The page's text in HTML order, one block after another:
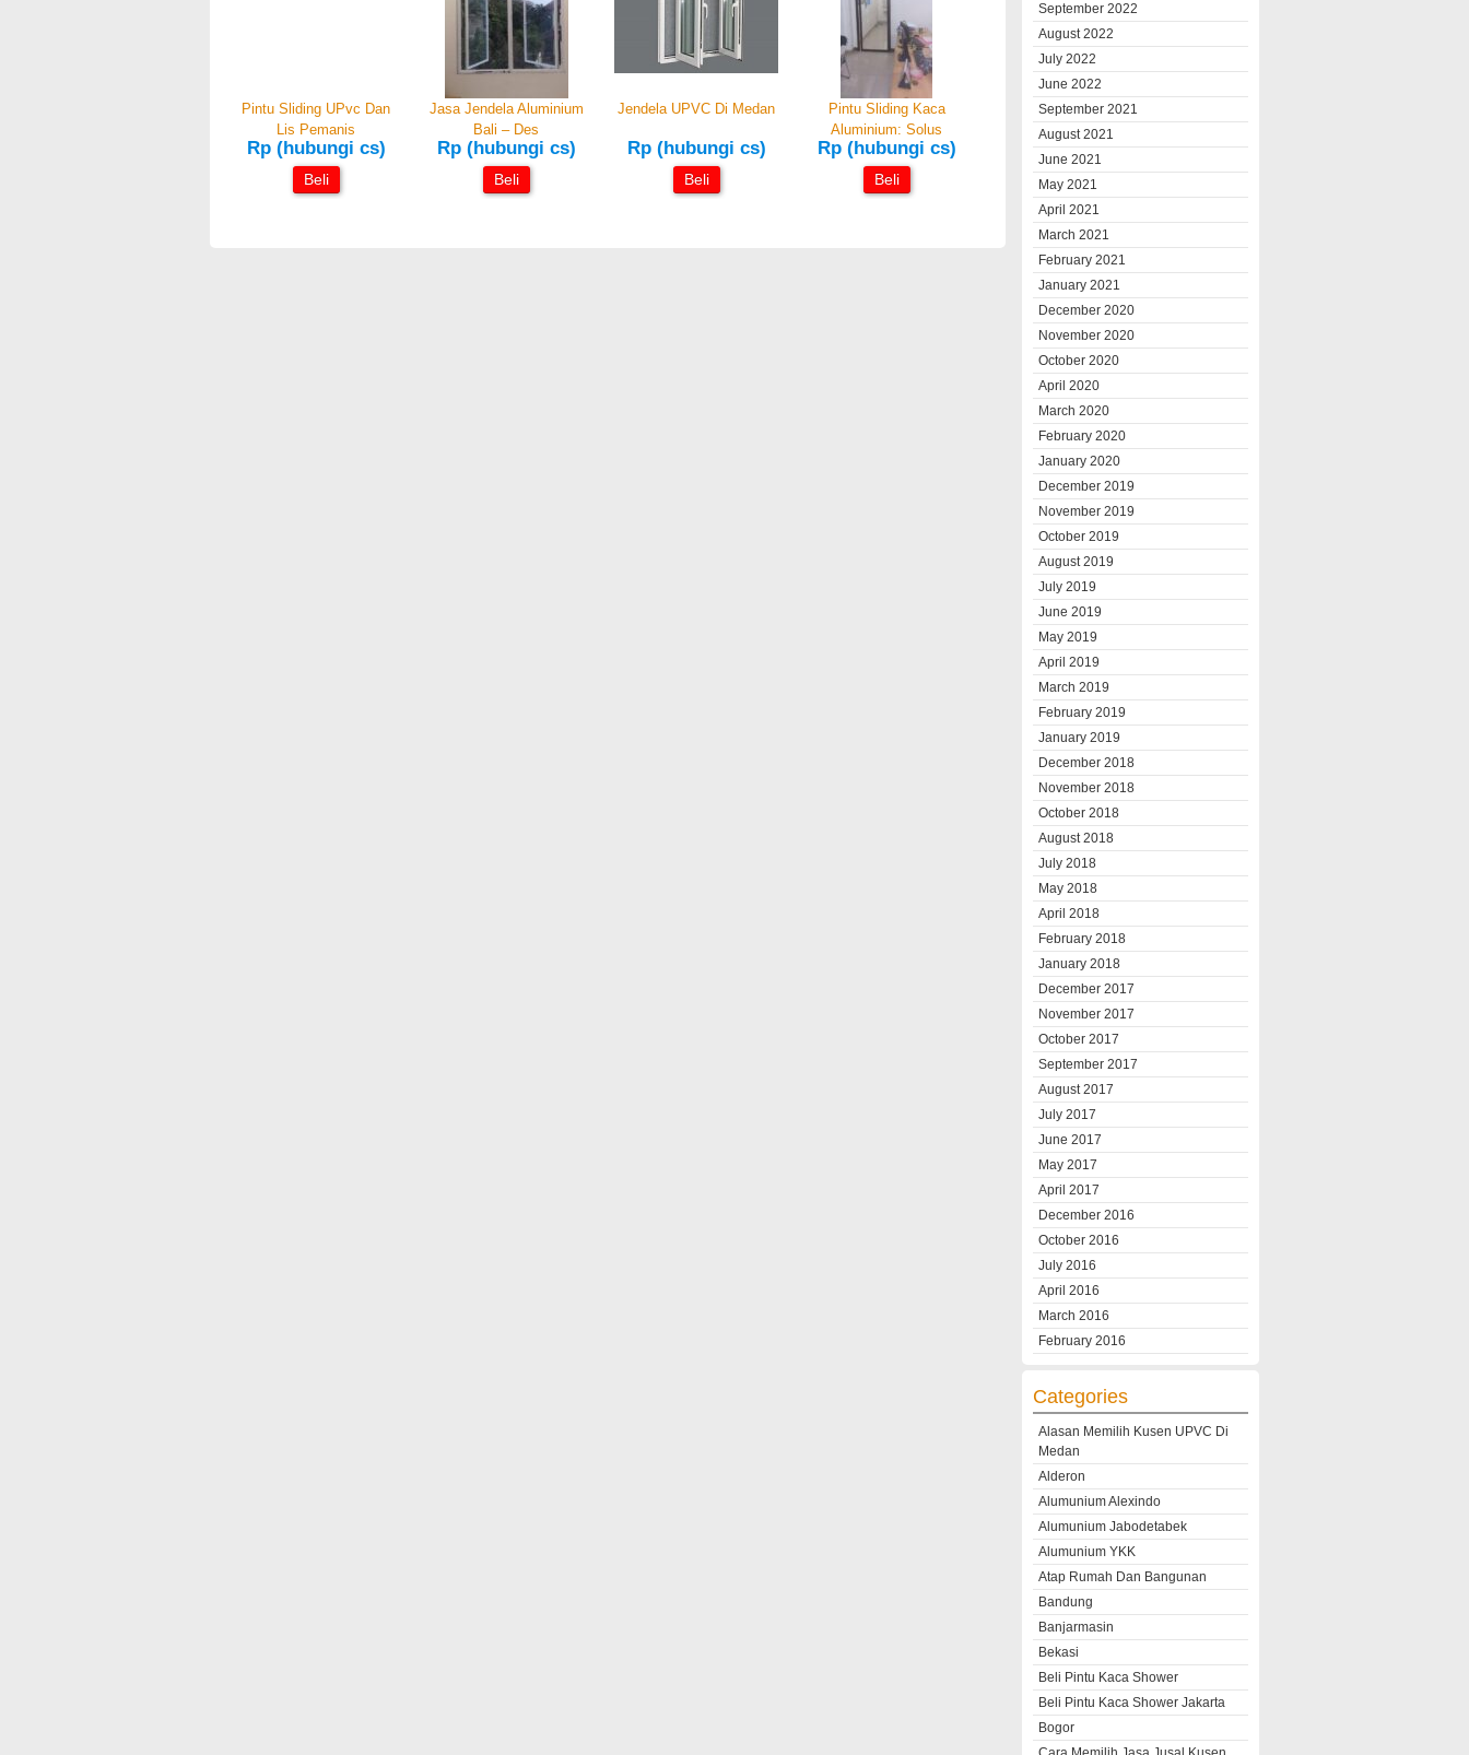
Pintu Sliding UPvc Dan
Lis Pemanis
Rp (hubungi cs)
Beli
Jasa Jendela Aluminium
Bali – Des
Rp (hubungi cs)
Beli
Jendela UPVC Di Medan
Rp (hubungi cs)
Beli
Pintu Sliding Kaca
Aluminium: Solus
Rp (hubungi cs)
Beli
September 2022
August 2022
July 2022
June 2022
September 2021
August 2021
June 2021
May 2021
April 2021
March 2021
February 2021
January 2021
December 2020
November 2020
October 2020
April 2020
March 2020
February 2020
January 2020
December 2019
November 2019
October 2019
August 2019
July 2019
June 2019
May 2019
April 2019
March 2019
February 2019
January 2019
December 2018
November 2018
October 2018
August 2018
July 2018
May 2018
April 2018
February 2018
January 2018
December 2017
November 2017
October 2017
September 2017
August 2017
July 2017
June 2017
May 2017
April 2017
December 2016
October 2016
July 2016
April 2016
March 2016
February 2016
Categories
Alasan Memilih Kusen UPVC Di
Medan
Alderon
Alumunium Alexindo
Alumunium Jabodetabek
Alumunium YKK
Atap Rumah Dan Bangunan
Bandung
Banjarmasin
Bekasi
Beli Pintu Kaca Shower
Beli Pintu Kaca Shower Jakarta
Bogor